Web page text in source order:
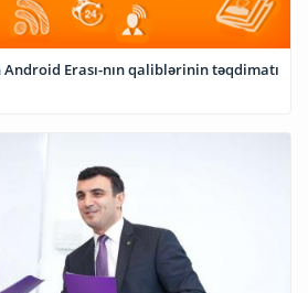
Erası-nın qaliblərinin təqdimatı